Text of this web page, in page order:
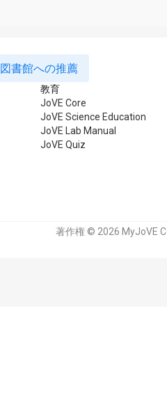
図書館への推薦
教育
JoVE Core
JoVE Science Education
JoVE Lab Manual
JoVE Quiz
著作権 © 2026 MyJoVE